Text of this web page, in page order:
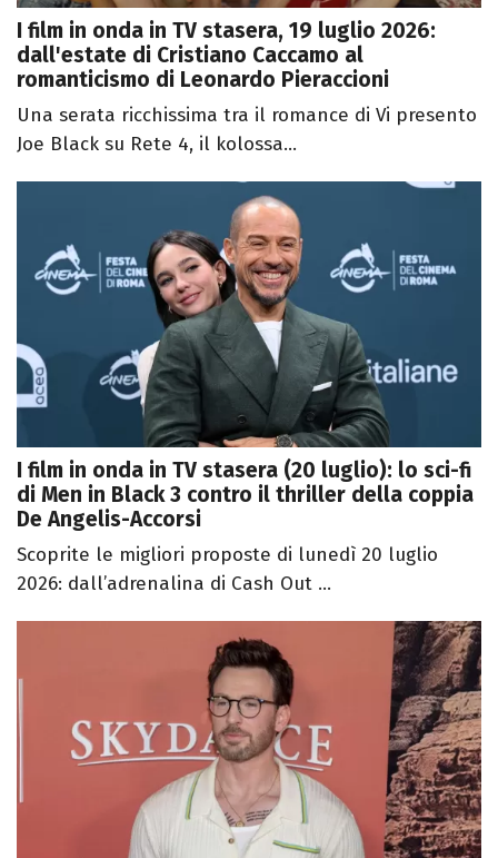
I film in onda in TV stasera, 19 luglio 2026:
dall'estate di Cristiano Caccamo al
romanticismo di Leonardo Pieraccioni
Una serata ricchissima tra il romance di Vi presento
Joe Black su Rete 4, il kolossa...
I film in onda in TV stasera (20 luglio): lo sci-fi
di Men in Black 3 contro il thriller della coppia
De Angelis-Accorsi
Scoprite le migliori proposte di lunedì 20 luglio
2026: dall’adrenalina di Cash Out ...